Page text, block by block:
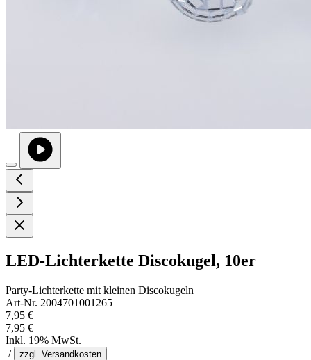
LED-Lichterkette Discokugel, 10er
Party-Lichterkette mit kleinen Discokugeln
Art-Nr. 2004701001265
7,95 €
7,95 €
Inkl. 19% MwSt.
/
zzgl. Versandkosten